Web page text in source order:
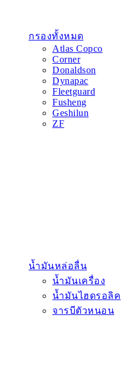
กรองทั้งหมด
Atlas Copco
Corner
Donaldson
Dynapac
Fleetguard
Fusheng
Geshilun
ZF
น้ำมันหล่อลื่น
น้ำมันเครื่อง
น้ำมันไฮดรอลิค
จารบีตัวหนอน